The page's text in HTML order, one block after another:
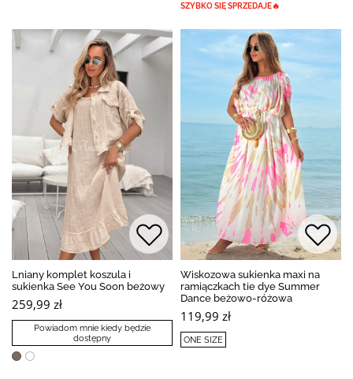
SZYBKO SIĘ SPRZEDAJE🔥
Lniany komplet koszula i
sukienka See You Soon beżowy
259,99 zł
Powiadom mnie kiedy będzie
dostępny
Wiskozowa sukienka maxi na
ramiączkach tie dye Summer
Dance beżowo-różowa
119,99 zł
ONE SIZE